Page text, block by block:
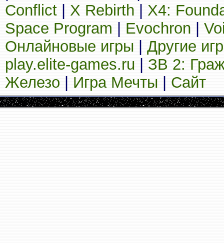
Conflict
X Rebirth
X4:
Space Program
Evochron
Онлайновые игры
Другие
play.elite-games.ru
ЗВ 2:
Железо
Игра Мечты Сайт